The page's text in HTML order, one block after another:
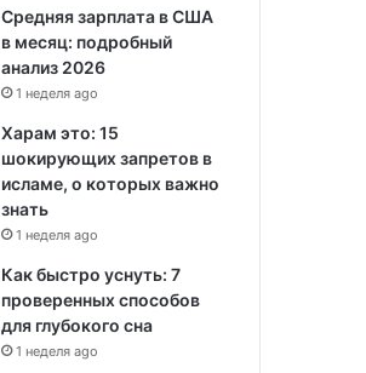
Средняя зарплата в США
в месяц: подробный
анализ 2026
1 неделя ago
Харам это: 15
шокирующих запретов в
исламе, о которых важно
знать
1 неделя ago
Как быстро уснуть: 7
проверенных способов
для глубокого сна
1 неделя ago